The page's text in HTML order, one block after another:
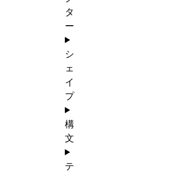
タ
ー
シ
ェ
イ
プ
構
文
テ